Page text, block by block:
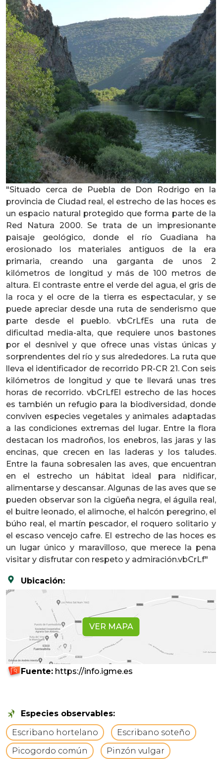
"Situado cerca de Puebla de Don Rodrigo en la
provincia de Ciudad real, el estrecho de las hoces es
un espacio natural protegido que forma parte de la
Red Natura 2000. Se trata de un impresionante
paisaje geológico, donde el río Guadiana ha
erosionado los materiales antiguos de la era
primaria, creando una garganta de unos 2
kilómetros de longitud y más de 100 metros de
altura. El contraste entre el verde del agua, el gris de
la roca y el ocre de la tierra es espectacular, y se
puede apreciar desde una ruta de senderismo que
parte desde el pueblo. vbCrLfEs una ruta de
dificultad media-alta, que requiere unos bastones
por el desnivel y que ofrece unas vistas únicas y
sorprendentes del río y sus alrededores. La ruta que
lleva el identificador de recorrido PR-CR 21. Con seis
kilómetros de longitud y que te llevará unas tres
horas de recorrido. vbCrLfEl estrecho de las hoces
es también un refugio para la biodiversidad, donde
conviven especies vegetales y animales adaptadas
a las condiciones extremas del lugar. Entre la flora
destacan los madroños, los enebros, las jaras y las
encinas, que crecen en las laderas y los taludes.
Entre la fauna sobresalen las aves, que encuentran
en el estrecho un hábitat ideal para nidificar,
alimentarse y descansar. Algunas de las aves que se
pueden observar son la cigüeña negra, el águila real,
el buitre leonado, el alimoche, el halcón peregrino, el
búho real, el martín pescador, el roquero solitario y
el escaso vencejo cafre. El estrecho de las hoces es
un lugar único y maravilloso, que merece la pena
visitar y disfrutar con respeto y admiración.vbCrLf"
Ubicación:
VER MAPA
Fuente: https://info.igme.es
Especies observables:
Escribano hortelano
Escribano soteño
Picogordo común
Pinzón vulgar